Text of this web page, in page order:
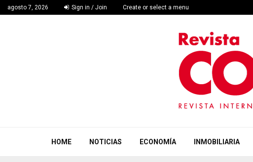
agosto 7, 2026 Sign in / Join Create or select a menu
HOME NOTICIAS ECONOMÍA INMOBILIARIA